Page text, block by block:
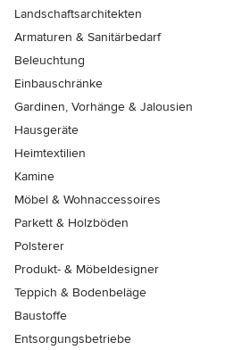
Landschaftsarchitekten
Armaturen & Sanitärbedarf
Beleuchtung
Einbauschränke
Gardinen, Vorhänge & Jalousien
Hausgeräte
Heimtextilien
Kamine
Möbel & Wohnaccessoires
Parkett & Holzböden
Polsterer
Produkt- & Möbeldesigner
Teppich & Bodenbeläge
Baustoffe
Entsorgungsbetriebe